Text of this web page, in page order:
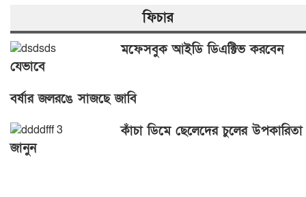
ফিচার
মফেসবুক আইডি ডিএক্টিভ করবেন
যেভাবে
বর্ষার জলরঙে সাজছে জাবি
কাঁচা ডিমে ছেলেদের চুলের উপকারিতা
জানুন